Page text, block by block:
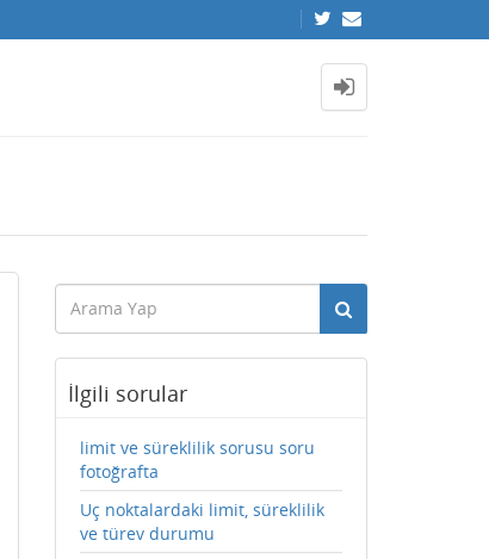
İlgili sorular
limit ve süreklilik sorusu soru
fotoğrafta
Uç noktalardaki limit, süreklilik
ve türev durumu